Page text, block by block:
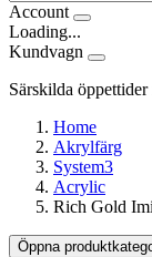
Account
Loading...
Kundvagn
Särskilda öppettider
Home
Akrylfärg
System3
Acrylic
Rich Gold
Öppna